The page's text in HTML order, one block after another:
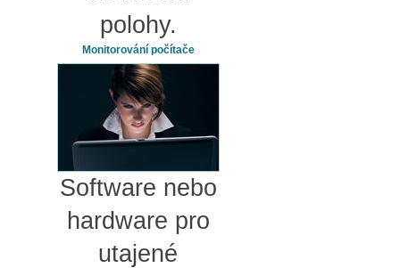
polohy.
Monitorování počítače
Software nebo
hardware pro
utajené